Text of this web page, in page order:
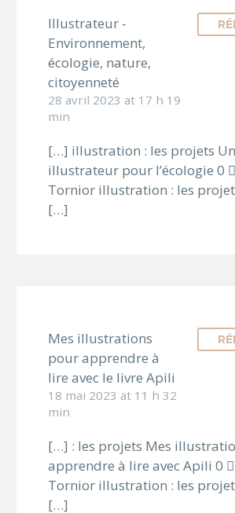
de société
Dans un jeu
D’une part
s’immerger
une
univers.
éléments
rapidement
permettent…
Illustrateur -
Environnement,
écologie, nature,
citoyenneté
28 avril 2023 at 17 h 19
min
[…] illustration : les projets Un
illustrateur pour l’écologie 0
Tornior illustration : les
[…]
Mes illustrations
pour apprendre à
lire avec le livre Apili
18 mai 2023 at 11 h 32
min
[…] : les projets Mes
apprendre à lire avec Apili 0
Tornior illustration : les
[…]